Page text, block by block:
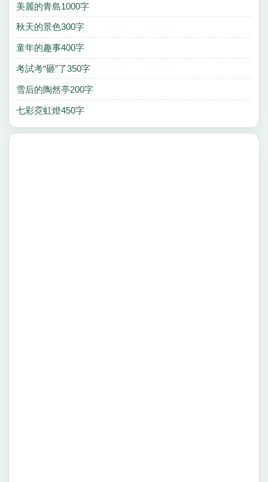
美麗的青島1000字
秋天的景色300字
童年的趣事400字
考試考“砸”了350字
雪后的陶然亭200字
七彩霓虹燈450字